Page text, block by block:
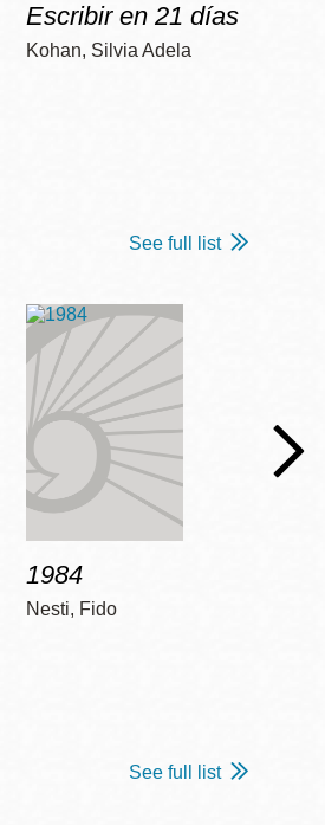
Escribir en 21 días
Kohan, Silvia Adela
See full list
1984
Nesti, Fido
See full list